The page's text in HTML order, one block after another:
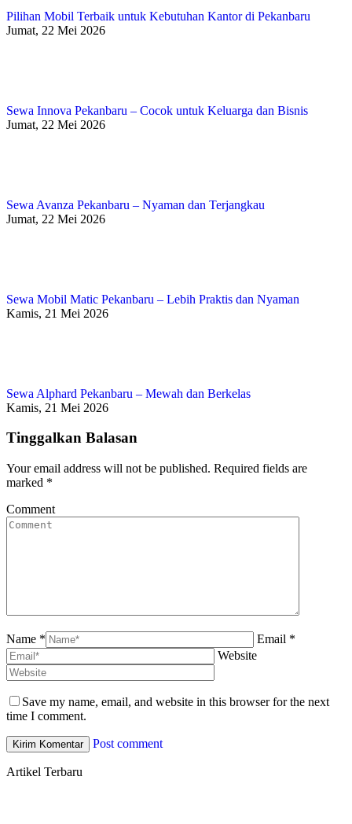
Pilihan Mobil Terbaik untuk Kebutuhan Kantor di Pekanbaru
Jumat, 22 Mei 2026
Sewa Innova Pekanbaru – Cocok untuk Keluarga dan Bisnis
Jumat, 22 Mei 2026
Sewa Avanza Pekanbaru – Nyaman dan Terjangkau
Jumat, 22 Mei 2026
Sewa Mobil Matic Pekanbaru – Lebih Praktis dan Nyaman
Kamis, 21 Mei 2026
Sewa Alphard Pekanbaru – Mewah dan Berkelas
Kamis, 21 Mei 2026
Tinggalkan Balasan
Your email address will not be published. Required fields are
marked *
Comment
Name *
Email *
Website
Save my name, email, and website in this browser for the next
time I comment.
Post comment
Artikel Terbaru